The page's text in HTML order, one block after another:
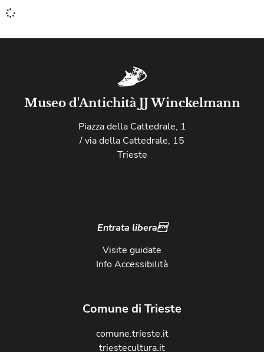
Museo d'Antichità JJ Winckelmann
Piazza della Cattedrale, 1
/ via della Cattedrale, 15
Trieste
Entrata libera
Visite guidate
Info Accessibilità
Comune di Trieste
comune.trieste.it
triestecultura.it